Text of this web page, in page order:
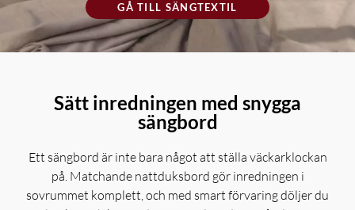
GÅ TILL SÄNGTEXTIL
Sätt inredningen med snygga
sängbord
Ett sängbord är inte bara något att ställa väckarklockan
på. Matchande nattduksbord gör inredningen i
sovrummet komplett, och med smart förvaring döljer du